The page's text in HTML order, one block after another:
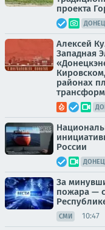
проекта
Алексей
Западная
районах
России
За
пожара —
СМИ 10:47